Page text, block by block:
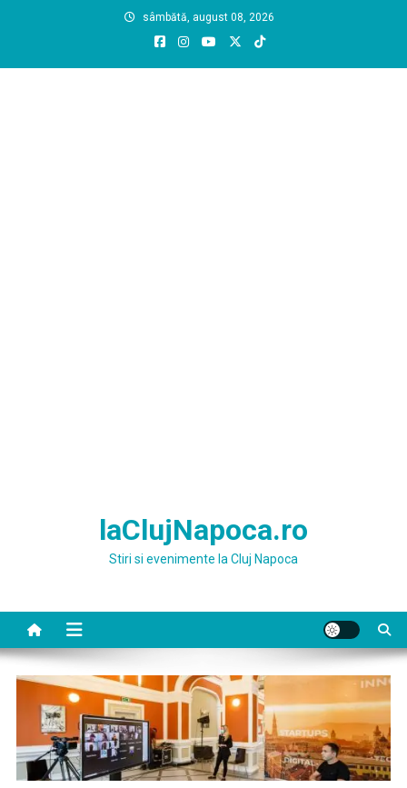
sâmbătă, august 08, 2026
laClujNapoca.ro
Stiri si evenimente la Cluj Napoca